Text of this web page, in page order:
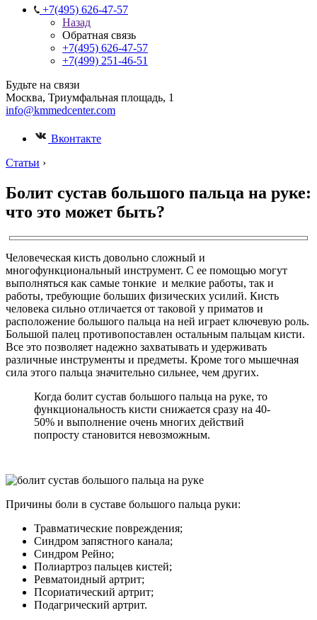
+7(495) 626-47-57
Назад
Обратная связь
+7(495) 626-47-57
+7(499) 251-46-51
Будьте на связи
Москва, Триумфальная площадь, 1
info@kmmedcenter.com
Вконтакте
Статьи ›
Болит сустав большого пальца на руке:
что это может быть?
Человеческая кисть довольно сложный и
многофункциональный инструмент. С ее помощью могут
выполняться как самые тонкие и мелкие работы, так и
работы, требующие больших физических усилий. Кисть
человека сильно отличается от таковой у приматов и
расположение большого пальца на ней играет ключевую роль.
Большой палец противопоставлен остальным пальцам кисти.
Все это позволяет надежно захватывать и удерживать
различные инструменты и предметы. Кроме того мышечная
сила этого пальца значительно сильнее, чем других.
Когда болит сустав большого пальца на руке, то
функциональность кисти снижается сразу на 40-
50% и выполнение очень многих действий
попросту становится невозможным.
Причины боли в суставе большого пальца руки:
Травматические повреждения;
Синдром запястного канала;
Синдром Рейно;
Полиартроз пальцев кистей;
Ревматоидный артрит;
Псориатический артрит;
Подагрический артрит.